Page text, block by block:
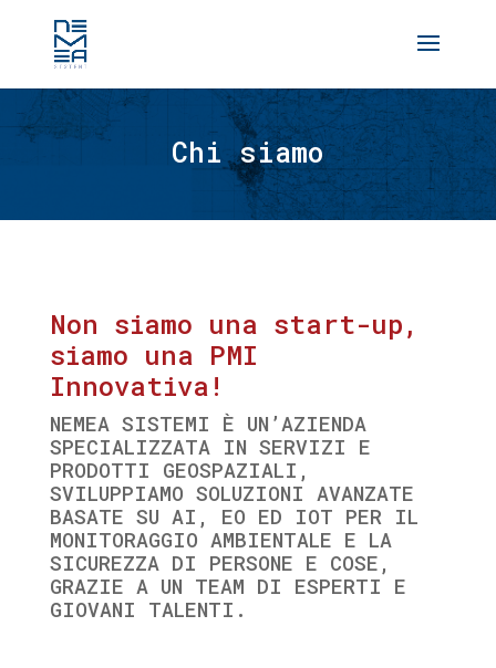
Chi siamo
Non siamo una start-up,
siamo una PMI
Innovativa!
NEMEA SISTEMI È UN’AZIENDA
SPECIALIZZATA IN SERVIZI E
PRODOTTI GEOSPAZIALI,
SVILUPPIAMO SOLUZIONI AVANZATE
BASATE SU AI, EO ED IOT PER IL
MONITORAGGIO AMBIENTALE E LA
SICUREZZA DI PERSONE E COSE,
GRAZIE A UN TEAM DI ESPERTI E
GIOVANI TALENTI.